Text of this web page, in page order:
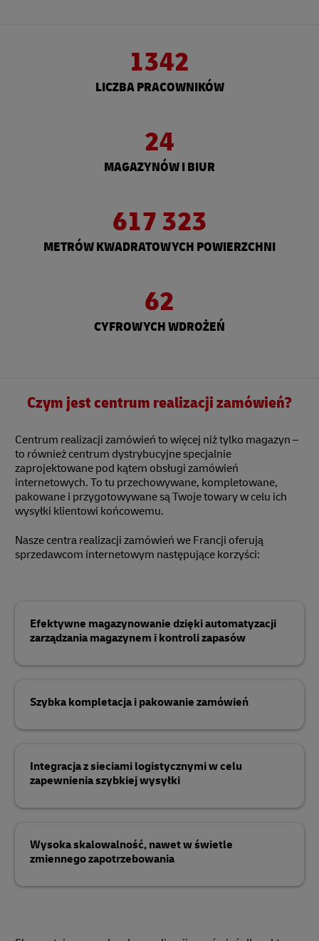
1342
LICZBA PRACOWNIKÓW
24
MAGAZYNÓW I BIUR
617 323
METRÓW KWADRATOWYCH POWIERZCHNI
62
CYFROWYCH WDROŻEŃ
Czym jest centrum realizacji zamówień?
Centrum realizacji zamówień to więcej niż tylko magazyn –
to również centrum dystrybucyjne specjalnie
zaprojektowane pod kątem obsługi zamówień
internetowych. To tu przechowywane, kompletowane,
pakowane i przygotowywane są Twoje towary w celu ich
wysyłki klientowi końcowemu.
Nasze centra realizacji zamówień we Francji oferują
sprzedawcom internetowym następujące korzyści:
Efektywne magazynowanie dzięki automatyzacji
zarządzania magazynem i kontroli zapasów
Szybka kompletacja i pakowanie zamówień
Integracja z sieciami logistycznymi w celu
zapewnienia szybkiej wysyłki
Wysoka skalowalność, nawet w świetle
zmiennego zapotrzebowania